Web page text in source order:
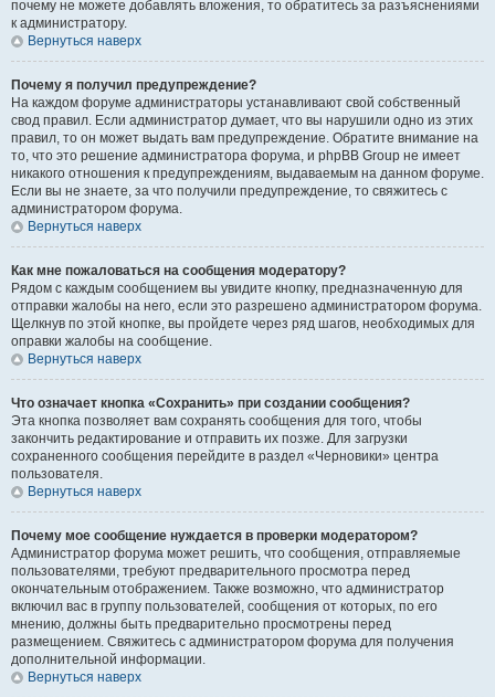
почему не можете добавлять вложения, то обратитесь за разъяснениями
к администратору.
Вернуться наверх
Почему я получил предупреждение?
На каждом форуме администраторы устанавливают свой собственный
свод правил. Если администратор думает, что вы нарушили одно из этих
правил, то он может выдать вам предупреждение. Обратите внимание на
то, что это решение администратора форума, и phpBB Group не имеет
никакого отношения к предупреждениям, выдаваемым на данном форуме.
Если вы не знаете, за что получили предупреждение, то свяжитесь с
администратором форума.
Вернуться наверх
Как мне пожаловаться на сообщения модератору?
Рядом с каждым сообщением вы увидите кнопку, предназначенную для
отправки жалобы на него, если это разрешено администратором форума.
Щелкнув по этой кнопке, вы пройдете через ряд шагов, необходимых для
оправки жалобы на сообщение.
Вернуться наверх
Что означает кнопка «Сохранить» при создании сообщения?
Эта кнопка позволяет вам сохранять сообщения для того, чтобы
закончить редактирование и отправить их позже. Для загрузки
сохраненного сообщения перейдите в раздел «Черновики» центра
пользователя.
Вернуться наверх
Почему мое сообщение нуждается в проверки модератором?
Администратор форума может решить, что сообщения, отправляемые
пользователями, требуют предварительного просмотра перед
окончательным отображением. Также возможно, что администратор
включил вас в группу пользователей, сообщения от которых, по его
мнению, должны быть предварительно просмотрены перед
размещением. Свяжитесь с администратором форума для получения
дополнительной информации.
Вернуться наверх